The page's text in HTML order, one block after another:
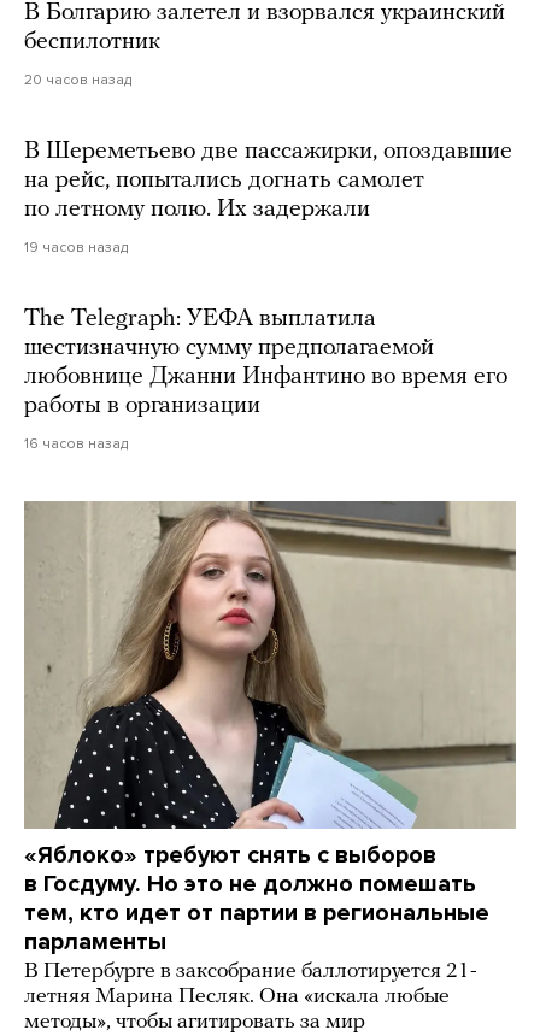
В Болгарию залетел и взорвался украинский
беспилотник
20 часов назад
В Шереметьево две пассажирки, опоздавшие
на рейс, попытались догнать самолет
по летному полю. Их задержали
19 часов назад
The Telegraph: УЕФА выплатила
шестизначную сумму предполагаемой
любовнице Джанни Инфантино во время его
работы в организации
16 часов назад
«Яблоко» требуют снять с выборов
в Госдуму. Но это не должно помешать
тем, кто идет от партии в региональные
парламенты
В Петербурге в заксобрание баллотируется 21-
летняя Марина Песляк. Она «искала любые
методы», чтобы агитировать за мир